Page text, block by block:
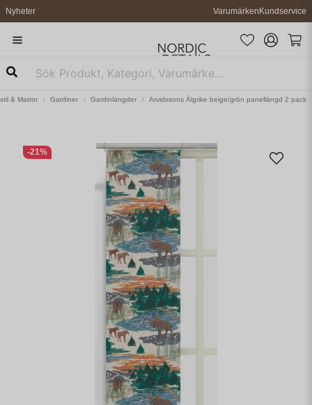
Nyheter VarumärkenKundservice
& Mattor Gardiner Gardinlängder Arvidssons Älgrike beige/grön panellängd 2 pack
-21%